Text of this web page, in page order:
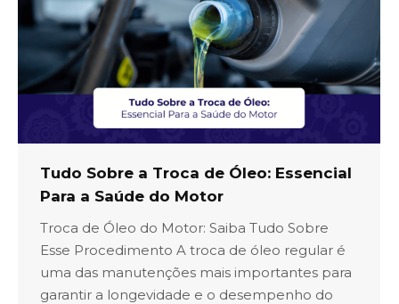
Tudo Sobre a Troca de Óleo: Essencial
Para a Saúde do Motor
Troca de Óleo do Motor: Saiba Tudo Sobre
Esse Procedimento A troca de óleo regular é
uma das manutenções mais importantes para
garantir a longevidade e o desempenho do